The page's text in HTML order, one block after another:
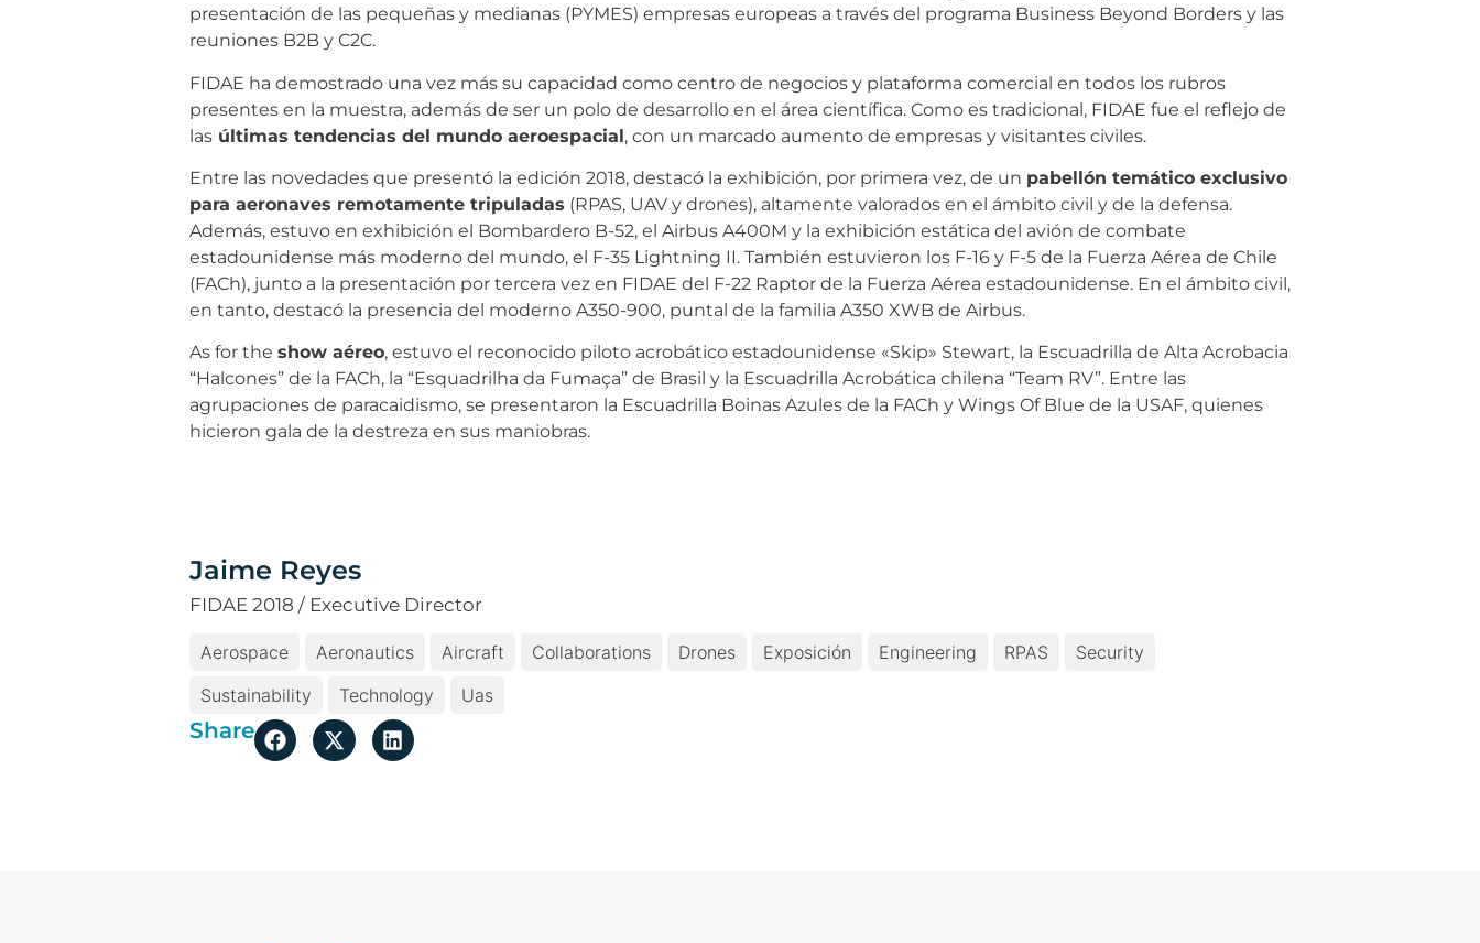
presentación de las pequeñas y medianas (PYMES) empresas europeas a través del programa Business Beyond Borders y las
reuniones B2B y C2C.
FIDAE ha demostrado una vez más su capacidad como centro de negocios y plataforma comercial en todos los rubros
presentes en la muestra, además de ser un polo de desarrollo en el área científica. Como es tradicional, FIDAE fue el reflejo de
las últimas tendencias del mundo aeroespacial, con un marcado aumento de empresas y visitantes civiles.
Entre las novedades que presentó la edición 2018, destacó la exhibición, por primera vez, de un pabellón temático exclusivo
para aeronaves remotamente tripuladas (RPAS, UAV y drones), altamente valorados en el ámbito civil y de la defensa.
Además, estuvo en exhibición el Bombardero B-52, el Airbus A400M y la exhibición estática del avión de combate
estadounidense más moderno del mundo, el F-35 Lightning II. También estuvieron los F-16 y F-5 de la Fuerza Aérea de Chile
(FACh), junto a la presentación por tercera vez en FIDAE del F-22 Raptor de la Fuerza Aérea estadounidense. En el ámbito civil,
en tanto, destacó la presencia del moderno A350-900, puntal de la familia A350 XWB de Airbus.
As for the show aéreo, estuvo el reconocido piloto acrobático estadounidense «Skip» Stewart, la Escuadrilla de Alta Acrobacia
“Halcones” de la FACh, la “Esquadrilha da Fumaça” de Brasil y la Escuadrilla Acrobática chilena “Team RV”. Entre las
agrupaciones de paracaidismo, se presentaron la Escuadrilla Boinas Azules de la FACh y Wings Of Blue de la USAF, quienes
hicieron gala de la destreza en sus maniobras.
Jaime Reyes
FIDAE 2018 / Executive Director
Aerospace Aeronautics Aircraft Collaborations Drones Exposición Engineering RPAS
Security
Sustainability
Technology Uas
Share